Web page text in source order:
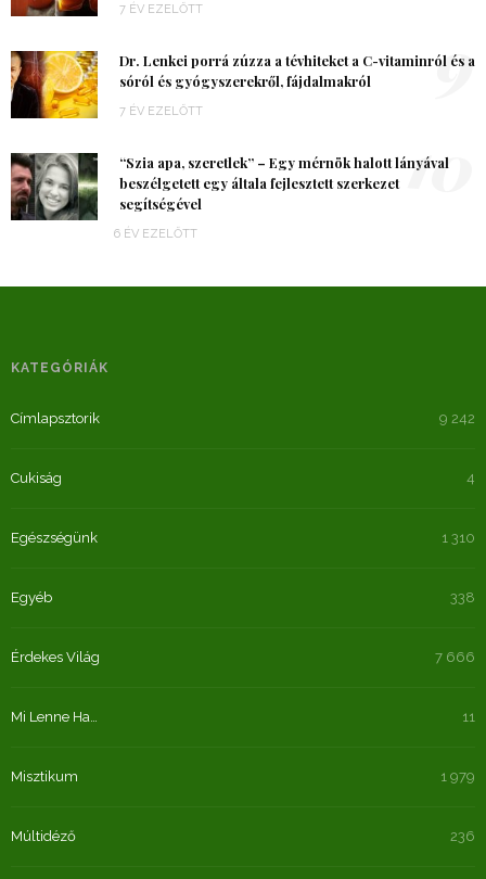
7 ÉV EZELŐTT
Dr. Lenkei porrá zúzza a tévhiteket a C-vitaminról és a
sóról és gyógyszerekről, fájdalmakról
7 ÉV EZELŐTT
9
“Szia apa, szeretlek” – Egy mérnök halott lányával
beszélgetett egy általa fejlesztett szerkezet
segítségével
6 ÉV EZELŐTT
10
KATEGÓRIÁK
Címlapsztorik 9 242
Cukiság 4
Egészségünk 1 310
Egyéb 338
Érdekes Világ 7 666
Mi Lenne Ha… 11
Misztikum 1 979
Múltidéző 236